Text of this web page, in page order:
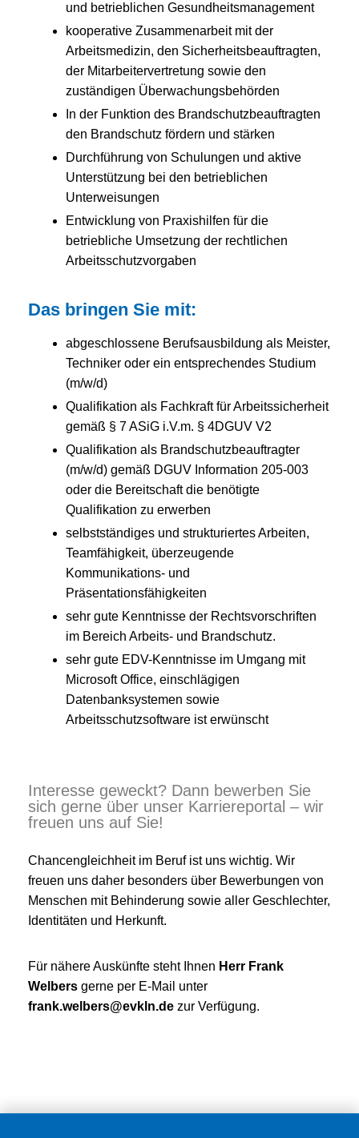
und betrieblichen Gesundheitsmanagement
kooperative Zusammenarbeit mit der
Arbeitsmedizin, den Sicherheitsbeauftragten,
der Mitarbeitervertretung sowie den
zuständigen Überwachungsbehörden
In der Funktion des Brandschutzbeauftragten
den Brandschutz fördern und stärken
Durchführung von Schulungen und aktive
Unterstützung bei den betrieblichen
Unterweisungen
Entwicklung von Praxishilfen für die
betriebliche Umsetzung der rechtlichen
Arbeitsschutzvorgaben
Das bringen Sie mit:
abgeschlossene Berufsausbildung als Meister,
Techniker oder ein entsprechendes Studium
(m/w/d)
Qualifikation als Fachkraft für Arbeitssicherheit
gemäß § 7 ASiG i.V.m. § 4DGUV V2
Qualifikation als Brandschutzbeauftragter
(m/w/d) gemäß DGUV Information 205-003
oder die Bereitschaft die benötigte
Qualifikation zu erwerben
selbstständiges und strukturiertes Arbeiten,
Teamfähigkeit, überzeugende
Kommunikations- und
Präsentationsfähigkeiten
sehr gute Kenntnisse der Rechtsvorschriften
im Bereich Arbeits- und Brandschutz.
sehr gute EDV-Kenntnisse im Umgang mit
Microsoft Office, einschlägigen
Datenbanksystemen sowie
Arbeitsschutzsoftware ist erwünscht
Interesse geweckt? Dann bewerben Sie
sich gerne über unser Karriereportal – wir
freuen uns auf Sie!
Chancengleichheit im Beruf ist uns wichtig. Wir
freuen uns daher besonders über Bewerbungen von
Menschen mit Behinderung sowie aller Geschlechter,
Identitäten und Herkunft.
Für nähere Auskünfte steht Ihnen Herr Frank
Welbers gerne per E-Mail unter
frank.welbers@evkln.de zur Verfügung.